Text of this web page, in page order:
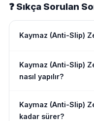
❓ Sıkça Sorulan
Kaymaz (Anti-Slip)
Kaymaz (Anti-Slip)
nasıl yapılır?
Kaymaz (Anti-Slip)
kadar sürer?